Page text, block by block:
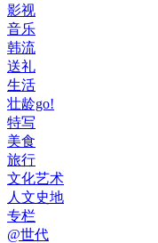
影视
音乐
韩流
送礼
生活
壮龄go!
特写
美食
旅行
文化艺术
人文史地
专栏
@世代